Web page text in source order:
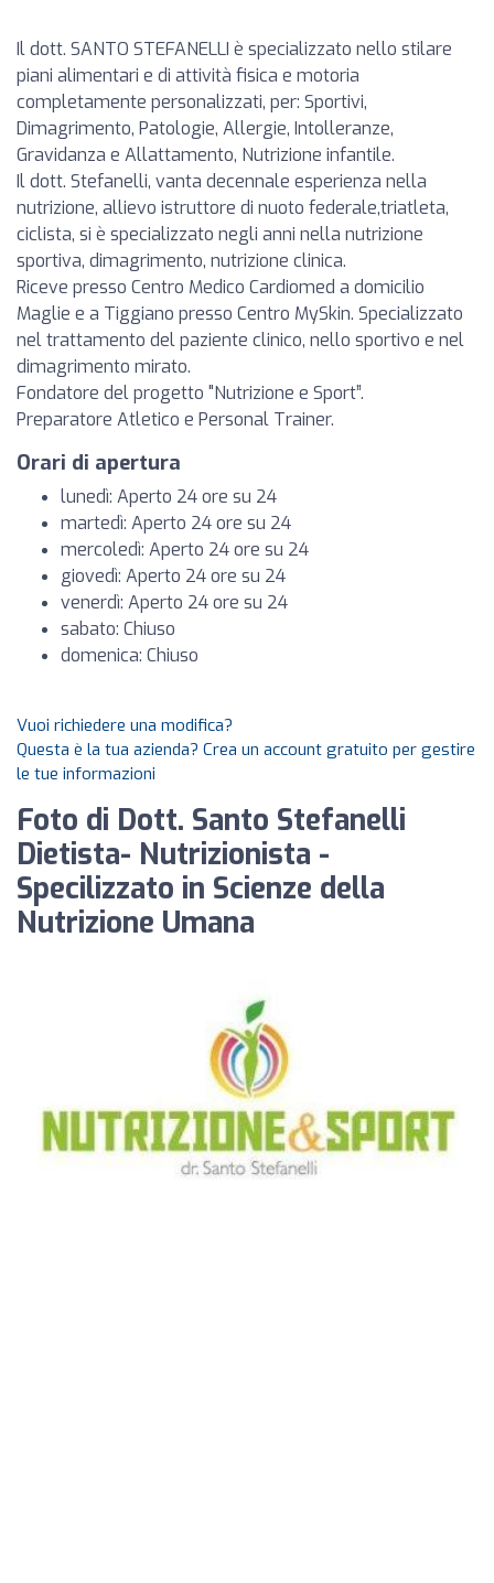
Il dott. SANTO STEFANELLI è specializzato nello stilare
piani alimentari e di attività fisica e motoria
completamente personalizzati, per: Sportivi,
Dimagrimento, Patologie, Allergie, Intolleranze,
Gravidanza e Allattamento, Nutrizione infantile.
Il dott. Stefanelli, vanta decennale esperienza nella
nutrizione, allievo istruttore di nuoto federale,triatleta,
ciclista, si è specializzato negli anni nella nutrizione
sportiva, dimagrimento, nutrizione clinica.
Riceve presso Centro Medico Cardiomed a domicilio
Maglie e a Tiggiano presso Centro MySkin. Specializzato
nel trattamento del paziente clinico, nello sportivo e nel
dimagrimento mirato.
Fondatore del progetto "Nutrizione e Sport”.
Preparatore Atletico e Personal Trainer.
Orari di apertura
lunedì: Aperto 24 ore su 24
martedì: Aperto 24 ore su 24
mercoledì: Aperto 24 ore su 24
giovedì: Aperto 24 ore su 24
venerdì: Aperto 24 ore su 24
sabato: Chiuso
domenica: Chiuso
Vuoi richiedere una modifica?
Questa è la tua azienda? Crea un account gratuito per gestire
le tue informazioni
Foto di Dott. Santo Stefanelli
Dietista- Nutrizionista -
Specilizzato in Scienze della
Nutrizione Umana